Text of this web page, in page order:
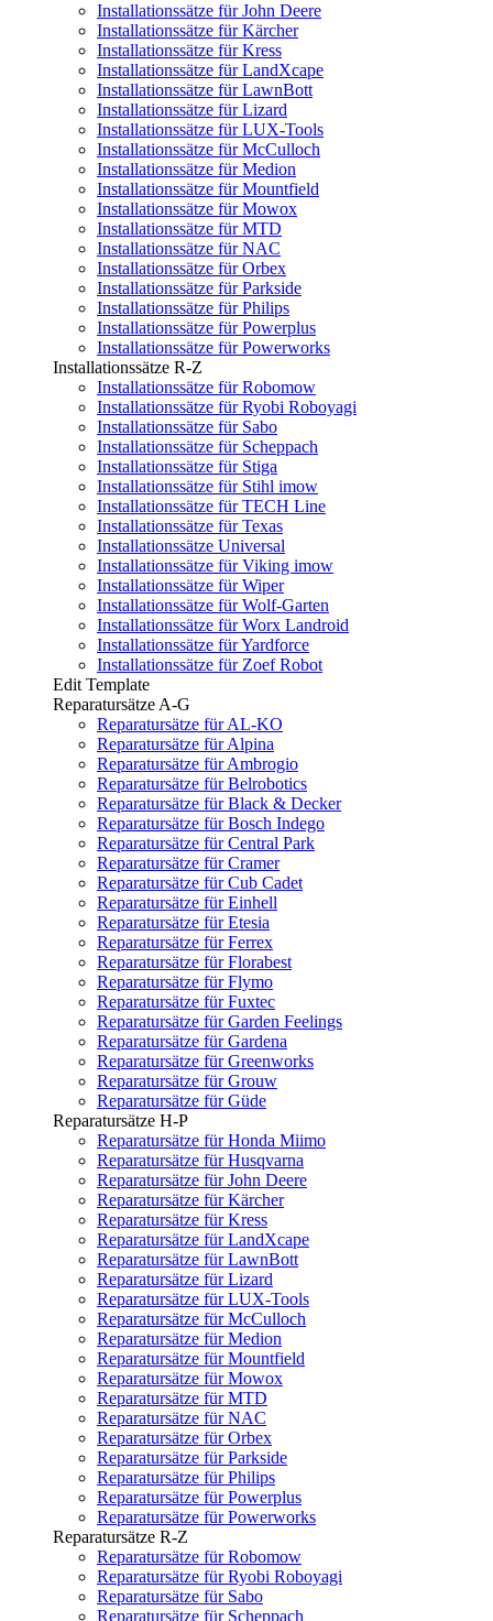
Installationssätze für John Deere
Installationssätze für Kärcher
Installationssätze für Kress
Installationssätze für LandXcape
Installationssätze für LawnBott
Installationssätze für Lizard
Installationssätze für LUX-Tools
Installationssätze für McCulloch
Installationssätze für Medion
Installationssätze für Mountfield
Installationssätze für Mowox
Installationssätze für MTD
Installationssätze für NAC
Installationssätze für Orbex
Installationssätze für Parkside
Installationssätze für Philips
Installationssätze für Powerplus
Installationssätze für Powerworks
Installationssätze R-Z
Installationssätze für Robomow
Installationssätze für Ryobi Roboyagi
Installationssätze für Sabo
Installationssätze für Scheppach
Installationssätze für Stiga
Installationssätze für Stihl imow
Installationssätze für TECH Line
Installationssätze für Texas
Installationssätze Universal
Installationssätze für Viking imow
Installationssätze für Wiper
Installationssätze für Wolf-Garten
Installationssätze für Worx Landroid
Installationssätze für Yardforce
Installationssätze für Zoef Robot
Edit Template
Reparatursätze A-G
Reparatursätze für AL-KO
Reparatursätze für Alpina
Reparatursätze für Ambrogio
Reparatursätze für Belrobotics
Reparatursätze für Black & Decker
Reparatursätze für Bosch Indego
Reparatursätze für Central Park
Reparatursätze für Cramer
Reparatursätze für Cub Cadet
Reparatursätze für Einhell
Reparatursätze für Etesia
Reparatursätze für Ferrex
Reparatursätze für Florabest
Reparatursätze für Flymo
Reparatursätze für Fuxtec
Reparatursätze für Garden Feelings
Reparatursätze für Gardena
Reparatursätze für Greenworks
Reparatursätze für Grouw
Reparatursätze für Güde
Reparatursätze H-P
Reparatursätze für Honda Miimo
Reparatursätze für Husqvarna
Reparatursätze für John Deere
Reparatursätze für Kärcher
Reparatursätze für Kress
Reparatursätze für LandXcape
Reparatursätze für LawnBott
Reparatursätze für Lizard
Reparatursätze für LUX-Tools
Reparatursätze für McCulloch
Reparatursätze für Medion
Reparatursätze für Mountfield
Reparatursätze für Mowox
Reparatursätze für MTD
Reparatursätze für NAC
Reparatursätze für Orbex
Reparatursätze für Parkside
Reparatursätze für Philips
Reparatursätze für Powerplus
Reparatursätze für Powerworks
Reparatursätze R-Z
Reparatursätze für Robomow
Reparatursätze für Ryobi Roboyagi
Reparatursätze für Sabo
Reparatursätze für Scheppach